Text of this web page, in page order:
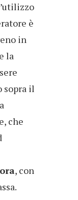
è
in
la
sopra il
che
, con